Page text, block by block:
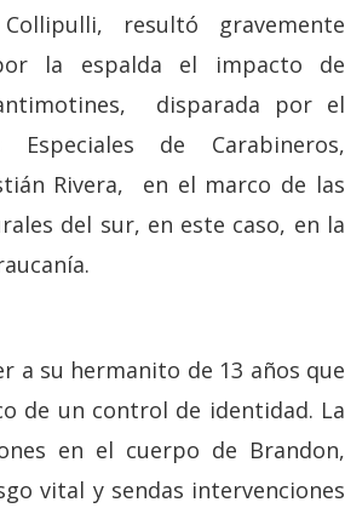
resultó gravemente
la espalda el impacto de
disparada por el
de Carabineros,
Rivera, en el marco de las
del sur, en este caso, en la
a su hermanito de 13 años que
de un control de identidad. La
en el cuerpo de Brandon,
vital y sendas intervenciones